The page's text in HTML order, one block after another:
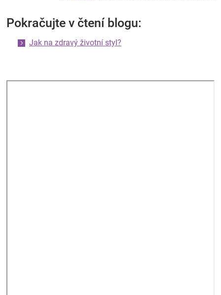
Pokračujte v čtení blogu:
Jak na zdravý životní styl?